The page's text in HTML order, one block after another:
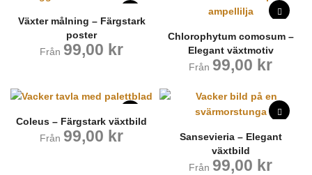
Växter målning – Färgstark
poster
Från 99,00 kr
Chlorophytum comosum –
Elegant växtmotiv
Från 99,00 kr
Coleus – Färgstark växtbild
Från 99,00 kr
Sansevieria – Elegant
växtbild
Från 99,00 kr